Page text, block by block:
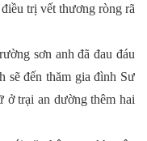
trị vết thương ròng rã
sơn anh đã đau đáu
sẽ đến thăm gia đình Sư
trại an dường thêm hai